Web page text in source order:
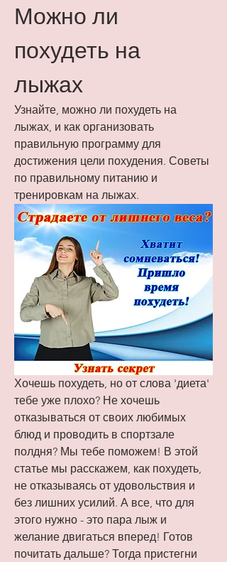
Можно ли
похудеть на
лыжах
Узнайте, можно ли похудеть на
лыжах, и как организовать
правильную программу для
достижения цели похудения. Советы
по правильному питанию и
тренировкам на лыжах.
Хочешь похудеть, но от слова 'диета'
тебе уже плохо? Не хочешь
отказываться от своих любимых
блюд и проводить в спортзале
полдня? Мы тебе поможем! В этой
статье мы расскажем, как похудеть,
не отказываясь от удовольствия и
без лишних усилий. А все, что для
этого нужно - это пара лыж и
желание двигаться вперед! Готов
почитать дальше? Тогда пристегни